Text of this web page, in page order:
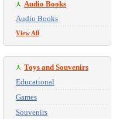
Audio Books
Audio Books
View All
Toys and Souvenirs
Educational
Games
Souvenirs